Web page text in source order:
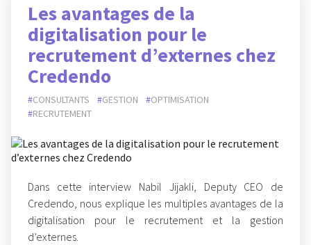
Les avantages de la
digitalisation pour le
recrutement d’externes chez
Credendo
CONSULTANTS GESTION
OPTIMISATION
RECRUTEMENT
Dans cette interview Nabil Jijakli, Deputy CEO de
Credendo, nous explique les multiples avantages de la
digitalisation pour le recrutement et la gestion
d’externes.